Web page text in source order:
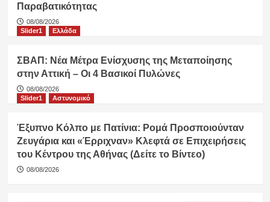
Παραβατικότητας
08/08/2026
Slider1
Ελλάδα
ΣΒΑΠ: Νέα Μέτρα Ενίσχυσης της Μεταποίησης
στην Αττική – Οι 4 Βασικοί Πυλώνες
08/08/2026
Slider1
Αστυνομικό
Έξυπνο Κόλπο με Πατίνια: Ρομά Προσποιούνταν
Ζευγάρια και «Έρριχναν» Κλεφτά σε Επιχειρήσεις
του Κέντρου της Αθήνας (Δείτε το Βίντεο)
08/08/2026